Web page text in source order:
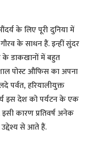
के लिए पूरी दुनिया में
के साधन हैं. इन्हीं सुंदर
के डाकखानों में बहुत
पोस्ट औफिस का अपना
पर्वत, हरियालीयुक्त
इस देश को पर्यटन के एक
कारण प्रतिवर्ष अनेक
से आते हैं.